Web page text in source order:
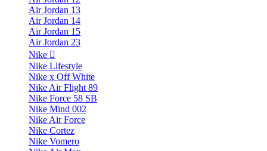
Air Jordan 13
Air Jordan 14
Air Jordan 15
Air Jordan 23
Nike
Nike Lifestyle
Nike x Off White
Nike Air Flight 89
Nike Force 58 SB
Nike Mind 002
Nike Air Force
Nike Cortez
Nike Vomero